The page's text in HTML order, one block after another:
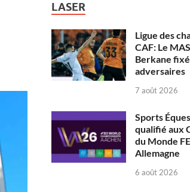
LASER
Ligue des
CAF: Le
Berkane
adversaires
7 août 2026
Sports
qualifié aux
du Monde
Allemagne
6 août 2026